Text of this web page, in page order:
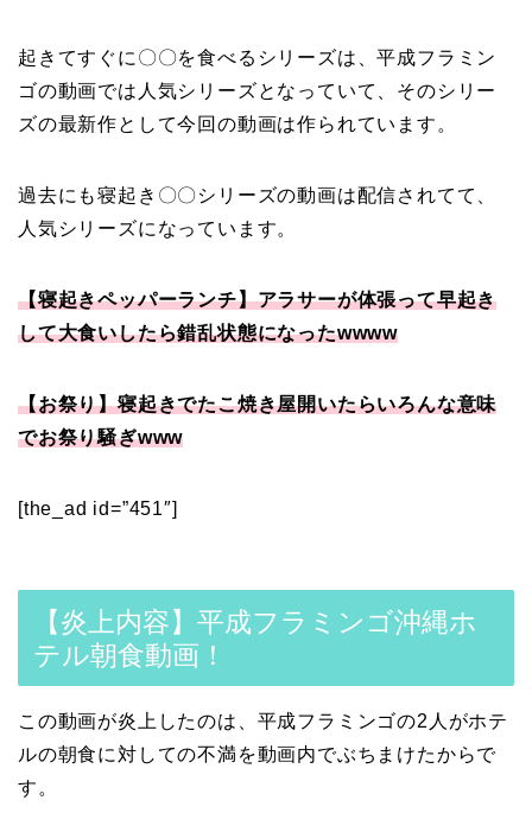
起きてすぐに〇〇を食べるシリーズは、平成フラミン
ゴの動画では人気シリーズとなっていて、そのシリー
ズの最新作として今回の動画は作られています。
過去にも寝起き〇〇シリーズの動画は配信されてて、
人気シリーズになっています。
【寝起きペッパーランチ】アラサーが体張って早起き
して大食いしたら錯乱状態になったwwww
【お祭り】寝起きでたこ焼き屋開いたらいろんな意味
でお祭り騒ぎwww
[the_ad id=”451″]
【炎上内容】平成フラミンゴ沖縄ホ
テル朝食動画！
この動画が炎上したのは、平成フラミンゴの2人がホテ
ルの朝食に対しての不満を動画内でぶちまけたからで
す。